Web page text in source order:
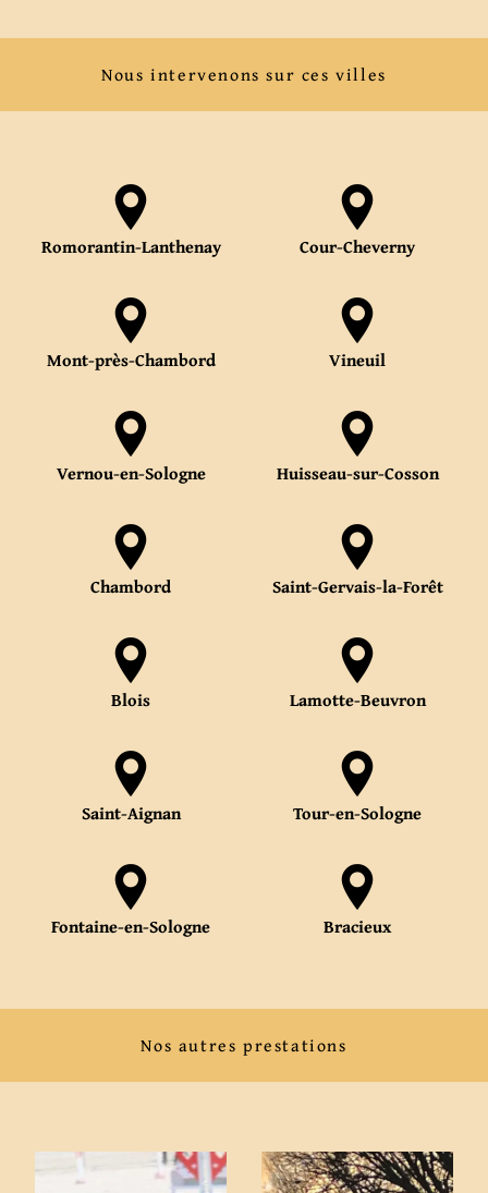
Nous intervenons sur ces villes
Romorantin-Lanthenay Cour-Cheverny
Mont-près-Chambord Vineuil
Vernou-en-Sologne Huisseau-sur-Cosson
Chambord Saint-Gervais-la-Forêt
Blois Lamotte-Beuvron
Saint-Aignan Tour-en-Sologne
Fontaine-en-Sologne Bracieux
Nos autres prestations